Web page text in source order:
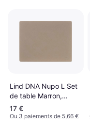
Lind DNA Nupo L Set
de table Marron,
Beige, Rouge
(45x35cm)
17 €
Ou 3 paiements de 5,66 €